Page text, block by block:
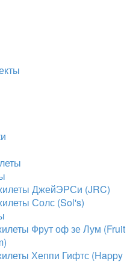
ДжейЭРСи (JRC)
Солс (Sol's)
Фрут оф зе Лум (Fruit
Хеппи Гифтс (Happy